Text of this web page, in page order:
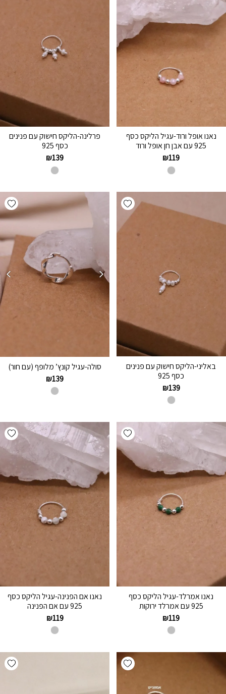
נאנו אופל ורוד-עגיל הליקס כסף
925 עם אבן חן אופל ורוד
₪119
פרלינה-הליקס חישוק עם פנינים
כסף 925
₪139
Add wishlist
באליני-הליקס חישוק עם פנינים
כסף 925
₪139
סולה-עגיל קונץ’ מלופף (עם חור)
₪139
Add wishlist
נאנו אמרלד-עגיל הליקס כסף
925 עם אמרלד ירוקות
₪119
נאנו אם הפנינה-עגיל הליקס כסף
925 עם אם הפנינה
₪119
Add wishlist